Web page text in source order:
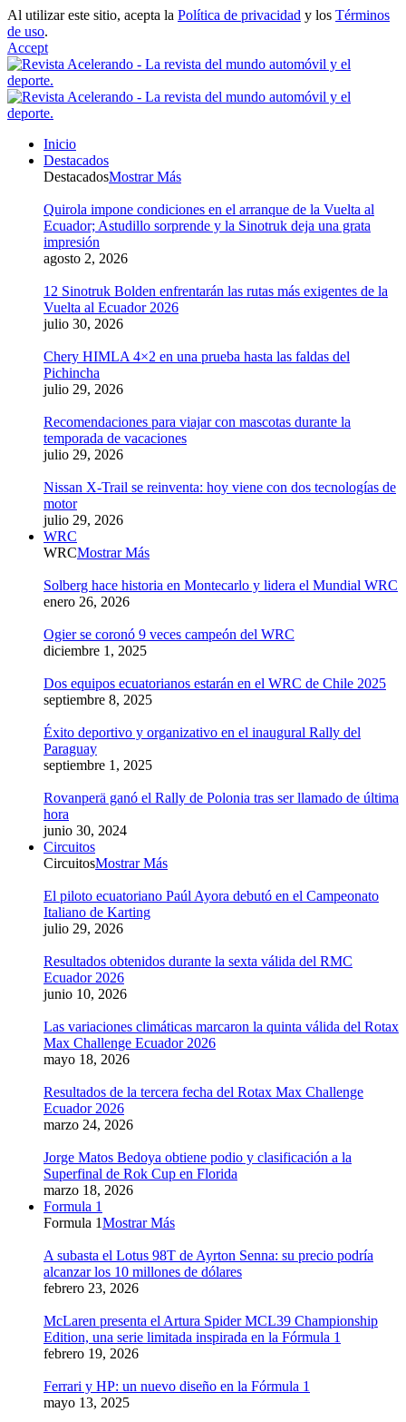
Al utilizar este sitio, acepta la Política de privacidad y los Términos
de uso.
Accept
Inicio
Destacados
DestacadosMostrar Más
Quirola impone condiciones en el arranque de la Vuelta al
Ecuador; Astudillo sorprende y la Sinotruk deja una grata
impresión
agosto 2, 2026
12 Sinotruk Bolden enfrentarán las rutas más exigentes de la
Vuelta al Ecuador 2026
julio 30, 2026
Chery HIMLA 4×2 en una prueba hasta las faldas del
Pichincha
julio 29, 2026
Recomendaciones para viajar con mascotas durante la
temporada de vacaciones
julio 29, 2026
Nissan X-Trail se reinventa: hoy viene con dos tecnologías de
motor
julio 29, 2026
WRC
WRCMostrar Más
Solberg hace historia en Montecarlo y lidera el Mundial WRC
enero 26, 2026
Ogier se coronó 9 veces campeón del WRC
diciembre 1, 2025
Dos equipos ecuatorianos estarán en el WRC de Chile 2025
septiembre 8, 2025
Éxito deportivo y organizativo en el inaugural Rally del
Paraguay
septiembre 1, 2025
Rovanperä ganó el Rally de Polonia tras ser llamado de última
hora
junio 30, 2024
Circuitos
CircuitosMostrar Más
El piloto ecuatoriano Paúl Ayora debutó en el Campeonato
Italiano de Karting
julio 29, 2026
Resultados obtenidos durante la sexta válida del RMC
Ecuador 2026
junio 10, 2026
Las variaciones climáticas marcaron la quinta válida del Rotax
Max Challenge Ecuador 2026
mayo 18, 2026
Resultados de la tercera fecha del Rotax Max Challenge
Ecuador 2026
marzo 24, 2026
Jorge Matos Bedoya obtiene podio y clasificación a la
Superfinal de Rok Cup en Florida
marzo 18, 2026
Formula 1
Formula 1Mostrar Más
A subasta el Lotus 98T de Ayrton Senna: su precio podría
alcanzar los 10 millones de dólares
febrero 23, 2026
McLaren presenta el Artura Spider MCL39 Championship
Edition, una serie limitada inspirada en la Fórmula 1
febrero 19, 2026
Ferrari y HP: un nuevo diseño en la Fórmula 1
mayo 13, 2025